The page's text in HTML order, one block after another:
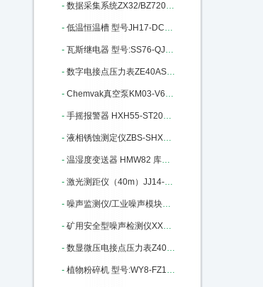
- 数据采集系统ZX32/BZ7201库号：M242379
- 低温恒温槽 型号JH17-DC0506：M302981
- 瓦斯继电器 型号:SS76-QJ1G-80A：M337579
- 数字电接点压力表ZE40AS-100K库号：M358090
- Chemvak真空泵KM03-V600库号：M364317
- 手摇报警器 HXH55-ST200库号：M398695
- 液相锈蚀测定仪ZBS-SHXS-3库号：M400669
- 温湿度变送器 HMW82 库号：M403629
- 激光测距仪（40m）JJ14-HP-5040库号：M404255
- 噪声监测仪/工业噪声模块BR-ZS2：M405669
- 矿用安全型噪声检测仪XX15-YSD130：M340378
- 数显微压电接点压力表Z40AS-600P-E/C
- 植物粉碎机 型号:WY8-FZ102库号：M11164